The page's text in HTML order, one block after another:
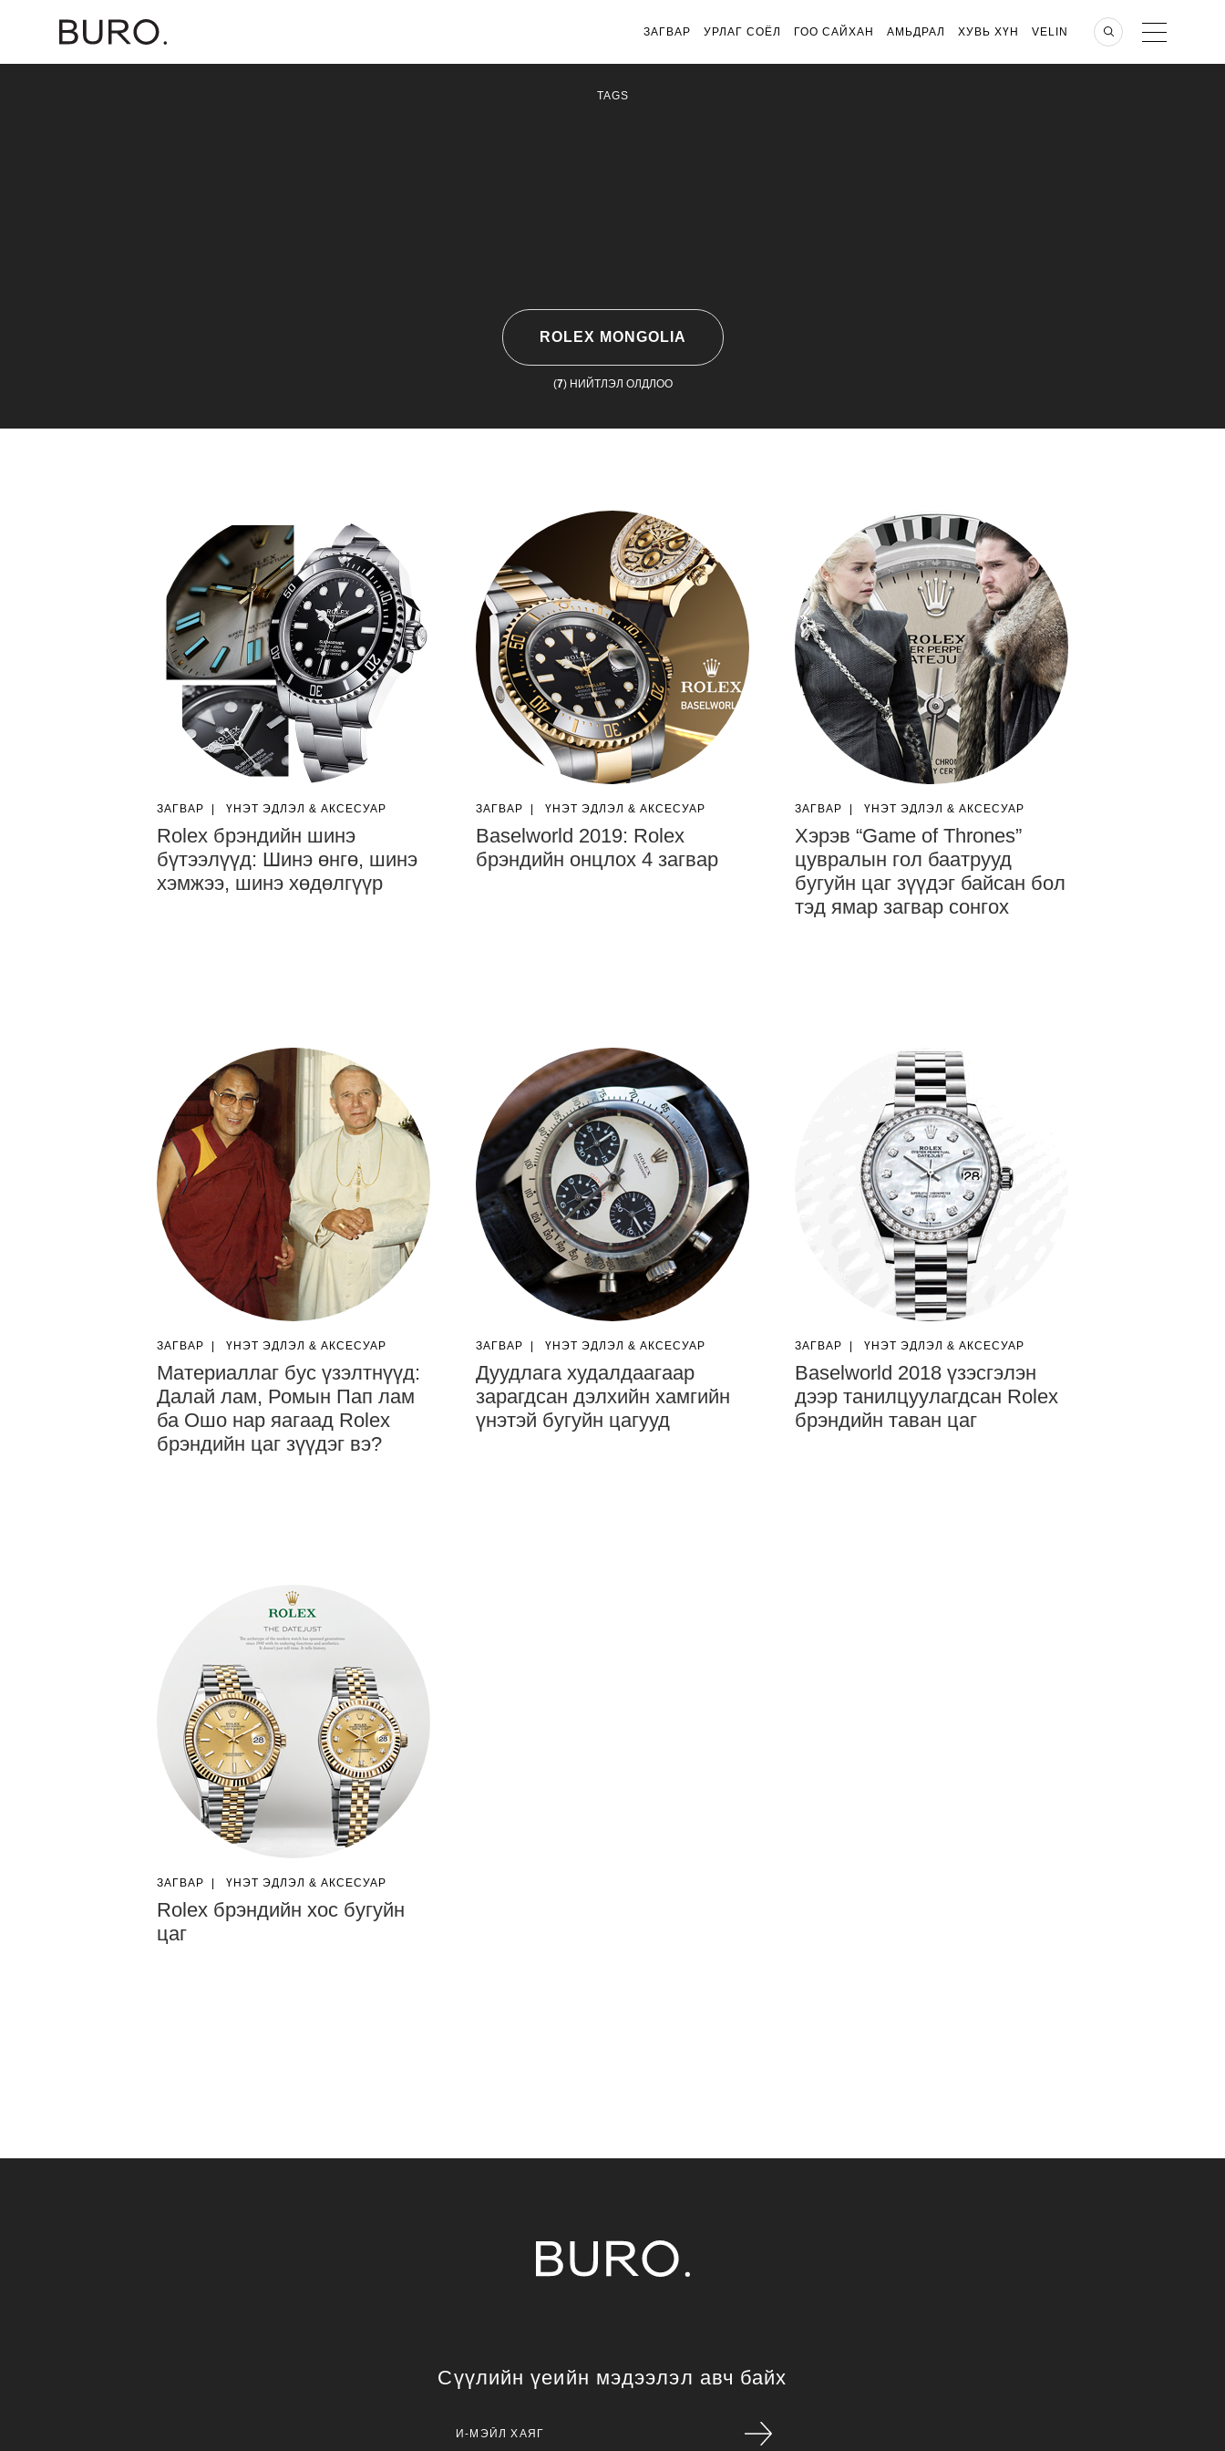
ЗАГВАР УРЛАГ СОЁЛ ГОО САЙХАН АМЬДРАЛ ХУВЬ ХҮН VELIN
TAGS
ROLEX MONGOLIA
(7) НИЙТЛЭЛ ОЛДЛОО
ЗАГВАР ҮНЭТ ЭДЛЭЛ & АКСЕСУАР
Rolex брэндийн шинэ
бүтээлүүд: Шинэ өнгө, шинэ
хэмжээ, шинэ хөдөлгүүр
ЗАГВАР ҮНЭТ ЭДЛЭЛ & АКСЕСУАР
Baselworld 2019: Rolex
брэндийн онцлох 4 загвар
ЗАГВАР ҮНЭТ ЭДЛЭЛ & АКСЕСУАР
Хэрэв “Game of Thrones”
цувралын гол баатрууд
бугуйн цаг зүүдэг байсан бол
тэд ямар загвар сонгох
ЗАГВАР ҮНЭТ ЭДЛЭЛ & АКСЕСУАР
Материаллаг бус үзэлтнүүд:
Далай лам, Ромын Пап лам
ба Ошо нар яагаад Rolex
брэндийн цаг зүүдэг вэ?
ЗАГВАР ҮНЭТ ЭДЛЭЛ & АКСЕСУАР
Дуудлага худалдаагаар
зарагдсан дэлхийн хамгийн
үнэтэй бугуйн цагууд
ЗАГВАР ҮНЭТ ЭДЛЭЛ & АКСЕСУАР
Baselworld 2018 үзэсгэлэн
дээр танилцуулагдсан Rolex
брэндийн таван цаг
ЗАГВАР ҮНЭТ ЭДЛЭЛ & АКСЕСУАР
Rolex брэндийн хос бугуйн
цаг
Сүүлийн үеийн мэдээлэл авч байх